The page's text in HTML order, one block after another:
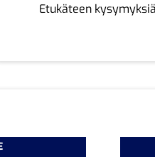
Etukäteen